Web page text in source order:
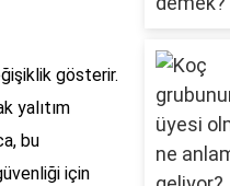
gösterir.
yalıtım
bu
için